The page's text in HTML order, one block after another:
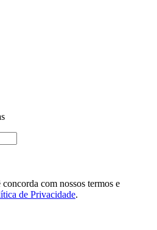
com nossos termos e
de Privacidade.